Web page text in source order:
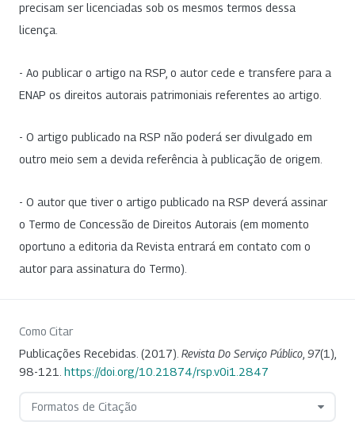
precisam ser licenciadas sob os mesmos termos dessa
licença.
- Ao publicar o artigo na RSP, o autor cede e transfere para a
ENAP os direitos autorais patrimoniais referentes ao artigo.
- O artigo publicado na RSP não poderá ser divulgado em
outro meio sem a devida referência à publicação de origem.
- O autor que tiver o artigo publicado na RSP deverá assinar
o Termo de Concessão de Direitos Autorais (em momento
oportuno a editoria da Revista entrará em contato com o
autor para assinatura do Termo).
Como Citar
Publicações Recebidas. (2017). Revista Do Serviço Público 97(1),
98-121. https://doi.org/10.21874/rsp.v0i1.2847
Formatos de Citação